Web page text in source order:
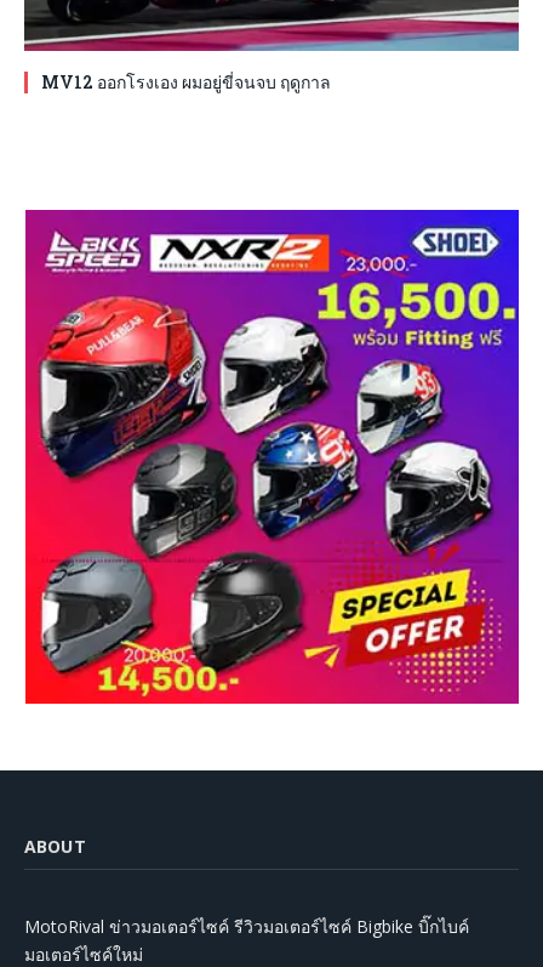
MV12 ออกโรงเอง ผมอยู่ขี่จนจบ ฤดูกาล
ABOUT
MotoRival ข่าวมอเตอร์ไซค์ รีวิวมอเตอร์ไซค์ Bigbike บิ๊กไบค์
มอเตอร์ไซค์ใหม่